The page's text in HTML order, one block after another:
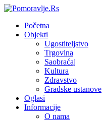
Početna
Objekti
Ugostiteljstvo
Trgovina
Saobraćaj
Kultura
Zdravstvo
Gradske ustanove
Oglasi
Informacije
O nama